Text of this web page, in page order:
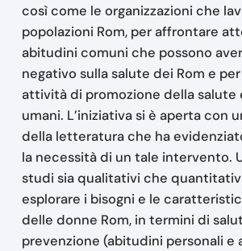
così come le organizzazioni che
popolazioni Rom, per affrontare
abitudini comuni che possono
negativo sulla salute dei Rom e
attività di promozione della salute
umani. L’iniziativa si è aperta con
della letteratura che ha
la necessità di un tale intervento.
studi sia qualitativi che
esplorare i bisogni e le
delle donne Rom, in termini di
prevenzione (abitudini personali e